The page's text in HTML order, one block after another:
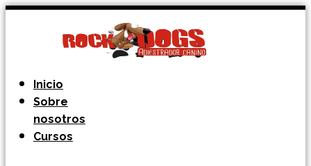
Ir
contenido
Inicio
Sobre
nosotros
Cursos